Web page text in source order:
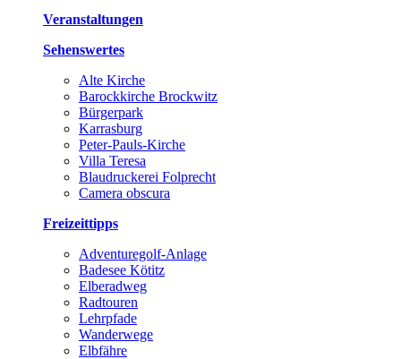
Veranstaltungen
Sehenswertes
Alte Kirche
Barockkirche Brockwitz
Bürgerpark
Karrasburg
Peter-Pauls-Kirche
Villa Teresa
Blaudruckerei Folprecht
Camera obscura
Freizeittipps
Adventuregolf-Anlage
Badesee Kötitz
Elberadweg
Radtouren
Lehrpfade
Wanderwege
Elbfähre